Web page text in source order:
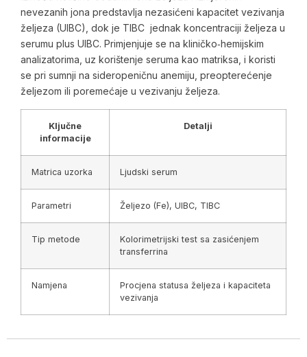
nevezanih jona predstavlja nezasićeni kapacitet vezivanja
željeza (UIBC), dok je TIBC jednak koncentraciji željeza u
serumu plus UIBC. Primjenjuje se na kliničko‑hemijskim
analizatorima, uz korištenje seruma kao matriksa, i koristi
se pri sumnji na sideropeničnu anemiju, preopterećenje
željezom ili poremećaje u vezivanju željeza.
Ključne
informacije
Detalji
Matrica uzorka Ljudski serum
Parametri Željezo (Fe), UIBC, TIBC
Tip metode
Kolorimetrijski test sa zasićenjem
transferrina
Namjena
Procjena statusa željeza i kapaciteta
vezivanja